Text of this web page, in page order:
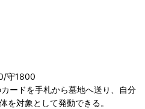
守1800
ードを手札から墓地へ送り、自分
を対象として発動できる。